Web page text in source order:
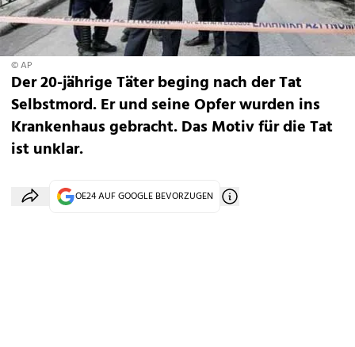
© AP
Der 20-jährige Täter beging nach der Tat
Selbstmord. Er und seine Opfer wurden ins
Krankenhaus gebracht. Das Motiv für die Tat
ist unklar.
OE24 AUF GOOGLE BEVORZUGEN